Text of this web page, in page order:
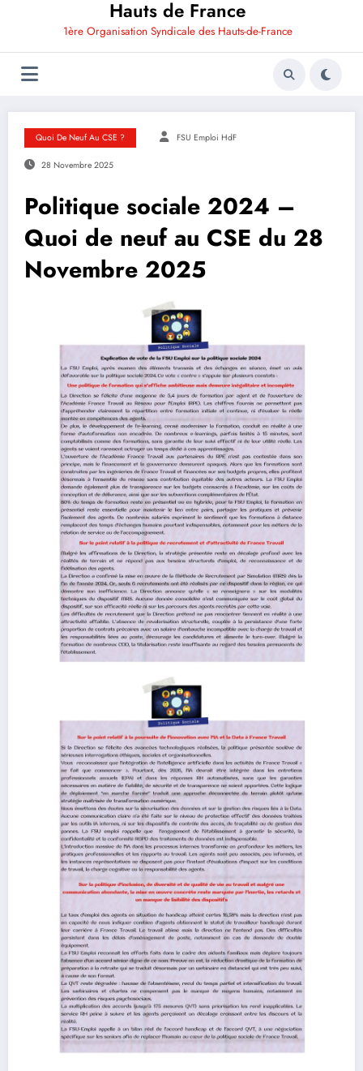
Hauts de France
1ère Organisation Syndicale des Hauts-de-France
Quoi De Neuf Au CSE ? FSU Emploi HdF
28 Novembre 2025
Politique sociale 2024 –
Quoi de neuf au CSE du 28
Novembre 2025